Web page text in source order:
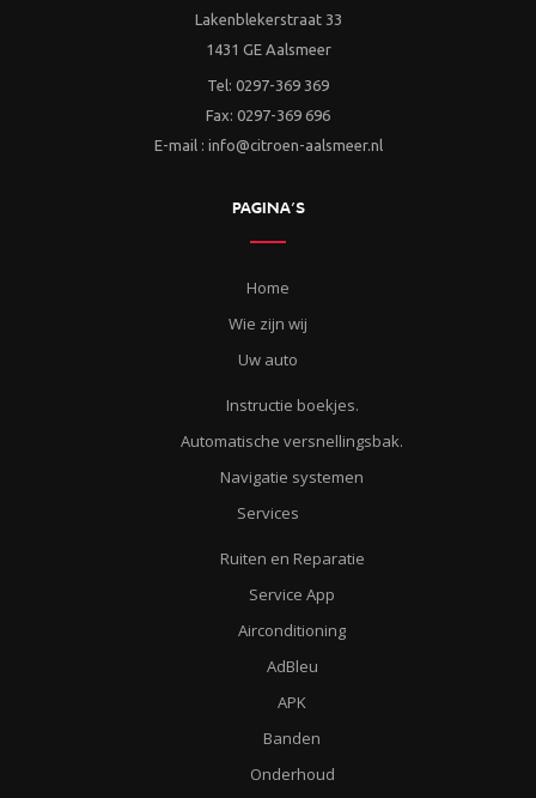
Lakenblekerstraat 33
1431 GE Aalsmeer
Tel: 0297-369 369
Fax: 0297-369 696
E-mail : info@citroen-aalsmeer.nl
PAGINA’S
Home
Wie zijn wij
Uw auto
Instructie boekjes.
Automatische versnellingsbak.
Navigatie systemen
Services
Ruiten en Reparatie
Service App
Airconditioning
AdBleu
APK
Banden
Onderhoud